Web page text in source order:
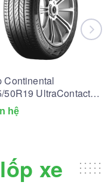
Continental
50R19 UltraContact
hệ
xe